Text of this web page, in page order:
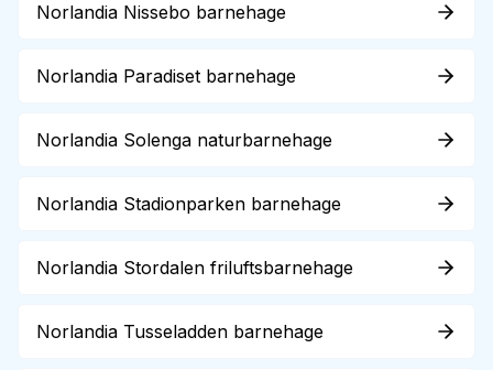
Norlandia Nissebo barnehage
Norlandia Paradiset barnehage
Norlandia Solenga naturbarnehage
Norlandia Stadionparken barnehage
Norlandia Stordalen friluftsbarnehage
Norlandia Tusseladden barnehage